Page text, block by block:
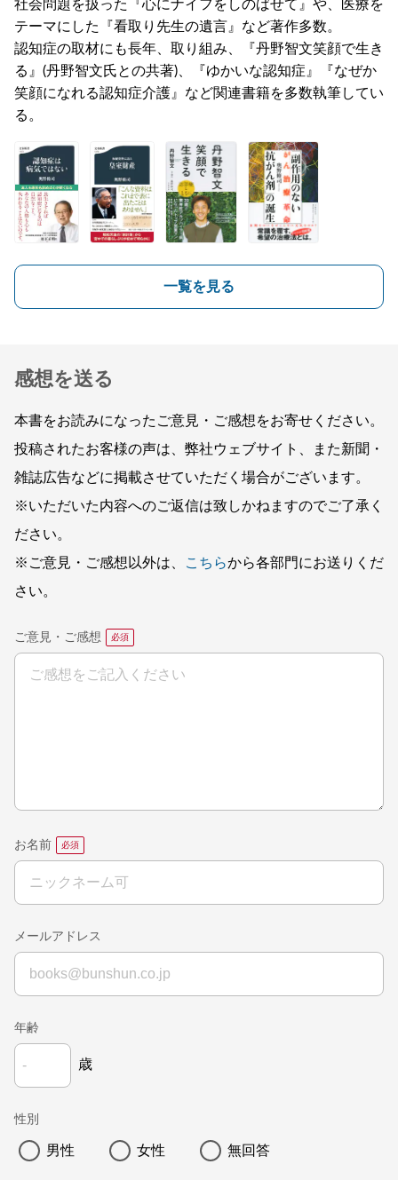
社会問題を扱った『心にナイフをしのばせて』や、医療を
テーマにした『看取り先生の遺言』など著作多数。
認知症の取材にも長年、取り組み、『丹野智文笑顔で生き
る』(丹野智文氏との共著)、『ゆかいな認知症』『なぜか
笑顔になれる認知症介護』など関連書籍を多数執筆してい
る。
一覧を見る
感想を送る
本書をお読みになったご意見・ご感想をお寄せください。
投稿されたお客様の声は、弊社ウェブサイト、また新聞・
雑誌広告などに掲載させていただく場合がございます。
※いただいた内容へのご返信は致しかねますのでご了承く
ださい。
※ご意見・ご感想以外は、
こちらから各部門にお送りくだ
さい。
ご意見・ご感想
お名前
メールアドレス
年齢
歳
性別
男性 女性 無回答